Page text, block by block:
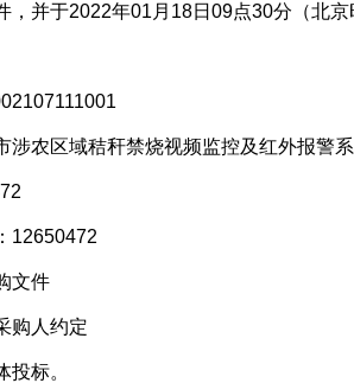
，并于2022年01月18日09点30分（北
农区域秸秆禁烧视频监控及红外报警
文件
人约定
标。